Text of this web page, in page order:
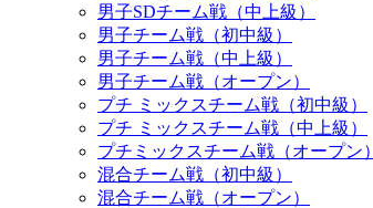
男子SDチーム戦（中上級）
男子チーム戦（初中級）
男子チーム戦（中上級）
男子チーム戦（オープン）
プチ ミックスチーム戦（初中級）
プチ ミックスチーム戦（中上級）
プチミックスチーム戦（オープン）
混合チーム戦（初中級）
混合チーム戦（オープン）